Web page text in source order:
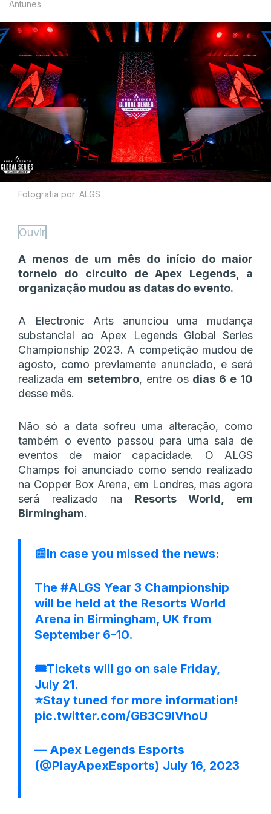
Antunes
Fotografia por: ALGS
Ouvir
A menos de um mês do início do maior
torneio do circuito de Apex Legends, a
organização mudou as datas do evento.
A Electronic Arts anunciou uma mudança
substancial ao Apex Legends Global Series
Championship 2023. A competição mudou de
agosto, como previamente anunciado, e será
realizada em setembro, entre osdias 6 e 10
desse mês.
Não só a data sofreu uma alteração, como
também o evento passou para uma sala de
eventos de maior capacidade. O ALGS
Champs foi anunciado como sendo realizado
na Copper Box Arena, em Londres, mas agora
será realizado na Resorts World, em
Birmingham.
📰In case you missed the news:
The #ALGS Year 3 Championship
will be held at the Resorts World
Arena in Birmingham, UK from
September 6-10.
🎟️Tickets will go on sale Friday,
July 21.
⭐Stay tuned for more information!
pic.twitter.com/GB3C9IVhoU
— Apex Legends Esports
(@PlayApexEsports) July 16, 2023